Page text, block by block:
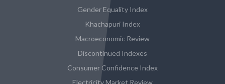
Gender Equality Index
Khachapuri Index
Macroeconomic Review
Discontinued Indexes
Consumer Confidence Index